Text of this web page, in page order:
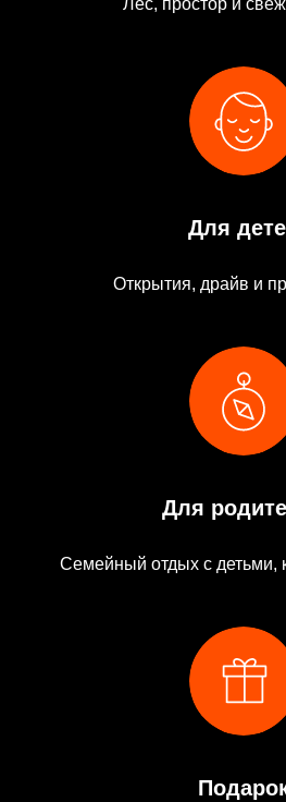
Лес, простор и
Для
Открытия, драйв и
Для
Семейный отдых с детьми,